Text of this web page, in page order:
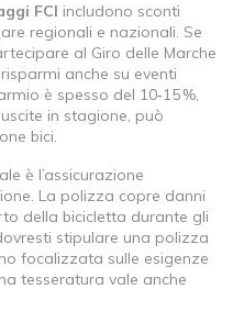
FCI includono sconti
regionali e nazionali. Se
al Giro delle Marche
anche su eventi
è spesso del 10‑15 %,
in stagione, può
bici.
è l’assicurazione
La polizza copre danni
della bicicletta durante gli
stipulare una polizza
focalizzata sulle esigenze
tesseratura vale anche